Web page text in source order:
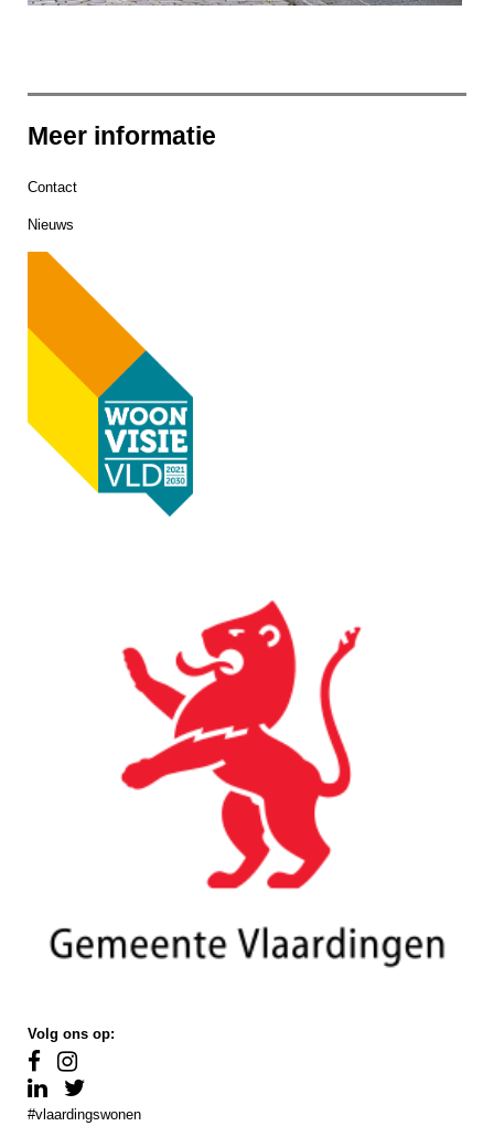
Meer informatie
Contact
Nieuws
Volg ons op:
#vlaardingswonen